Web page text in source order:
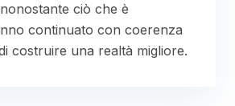
ciò che è
continuato con coerenza
costruire una realtà migliore.